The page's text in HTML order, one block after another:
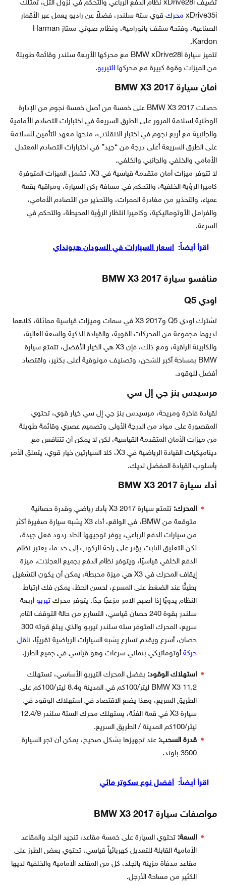
تضيف xDrive28i نظام الدفع الرباعي والتحكم في نزول التل، تمتلك
xDrive35i محركقوي ستة سلندر، فضلاً عن راديو يعمل عبر الأقمار
الصناعية، وفتحة سقف بانورامية، ونظام صوتي ممتاز Harman
Kardon.
تتميز سيارة BMW xDrive28i مع محركها الأربعة سلندر وقائمة طويلة
من الميزات وقوة كبيرة مع محركها التيربو.
أمان سيارة BMW X3 2017
حصلت BMW X3 2017 على خمسة من أصل خمسة نجوم من الإدارة
الوطنية لسلامة المرور على الطرق السريعة في اختبارات التصادم الأمامية
والجانبية مع أربع نجوم في اختبار الانقلاب، منحها معهد التأمين للسلامة
على الطرق السريعة أعلى درجة من “جيد” في اختبارات التصادم المعتدل
الأمامي والخلفي والجانبي والخلفي.
لا تتوفر ميزات أمان متقدمة قياسية في X3، تشمل الميزات المتوفرة
كاميرا الرؤية الخلفية، والتحكم في مسافة ركن السيارة، ومراقبة بقعة
عمياء، والتحذير من مغادرة الممرات، والتحذير من التصادم الأمامي،
والفرامل الأوتوماتيكية، وكاميرا انتظار الرؤية المحيطة، والتحكم في
السرعة.
اقرأ أيضاً: اسعار السيارات في السودان هيونداي
منافسو سيارة BMW X3 2017
اودي Q5
تشترك اودي Q5 و2017 X3 في سمات وميزات قياسية مماثلة، كلاهما
لديهما مجموعة من المحركات القوية، والقيادة الذكية والسعة العالية،
والكابينة الراقية، ومع ذلك، فإن X3 هي الخيار الأفضل، تتمتع سيارة
BMW بمساحة أكبر للشحن، وتصنيف موثوقية أعلى بكثير، واقتصاد
أفضل للوقود.
مرسيدس بنز جي إل سي
لقيادة فاخرة ومريحة، مرسيدس بنز جي إل سي خيار قوي، تحتوي
المقصورة على مواد من الدرجة الأولى وتصميم عصري وقائمة طويلة
من ميزات الأمان المتقدمة القياسية، لكن لا يمكن أن تتنافس مع
ديناميكيات القيادة الرياضية في X3، كلا السيارتين خيار قوي، يتعلق الأمر
بأسلوب القيادة المفضل لديك.
أداء سيارة BMW X3 2017
المحرك:
تتمتع سيارة X3 2017 بأداء رياضي وقدرة حصانية
متوقعة من BMW، في الواقع، أداء X3 يشبه سيارة صغيرة أكثر
من سيارات الدفع الرباعي، يوفر توجيهها الحاد ردود فعل جيدة،
لكن التعليق الثابت يؤثر على راحة الركوب إلى حد ما، يعتبر نظام
الدفع الخلفي قياسيًا، ويتوفر نظام الدفع بجميع العجلات. ميزة
إيقاف المحرك في X3 هي ميزة محبطة، يمكن أن يكون التشغيل
بطيئًا عند الضغط على المسرع، لحسن الحظ، يمكن فك ارتباط
النظام يدويًا إذا أصبح الامر مزعجًا جدًا. يتوفر محرك تيربو أربعة
سلندر بقوة 240 حصان قياسي، التسارع من حالة التوقف التام
سريع، المحرك المتوفر سته سلندر تيربو والذي يبلغ قوته 300
حصان، أسرع ويقدم تسارع يشبه السيارات الرياضية تقريبًا، ناقل
حركةأوتوماتيكي بثماني سرعات وهو قياسي في جميع الطرز.
استهلاك الوقود: بفضل المحرك التيربو الأساسي، تستهلك
BMW X3 11.2 ليتر/100كم في المدينة و8.4 ليتر/100كم على
الطريق السريع، وهذا يضع الاقتصاد في استهلاك الوقود في
سيارة X3 في قمة الفئة، يستهلك محرك الستة سلندر 12.4/9
ليتر/100كم المدينة / الطريق السريع.
قدرة السحب: عند تجهيزها بشكل صحيح، يمكن أن تجر السيارة
3500 باوند.
اقرأ أيضاً: أفضل نوع سكوتر مائي
مواصفات سيارة BMW X3 2017
السعة: تحتوي السيارة على خمسة مقاعد، تنجيد الجلد والمقاعد
الأمامية القابلة للتعديل كهربائياً قياسي، تحتوي بعض الطرز على
مقاعد مدفأة مزينة بالجلد، كل من المقاعد الأمامية والخلفية لديها
الكثير من مساحة الأرجل.